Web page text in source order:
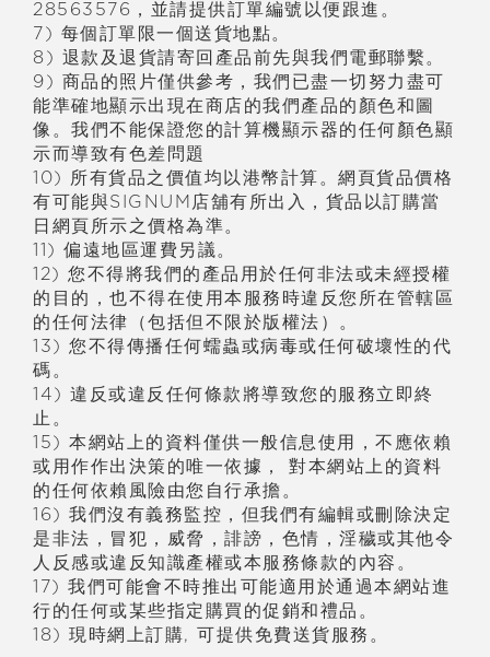
28563576，並請提供訂單編號以便跟進。
7) 每個訂單限一個送貨地點。
8) 退款及退貨請寄回 產品前先與我們電郵聯繫。
9) 商品的照片僅供參考，我們已盡一切努力盡可
能準確地顯示出現在商店的我們 產品的顏色和圖
像。我們不能保證您的計算機顯示器的任何顏色顯
示而導致有色差問題
10) 所有貨品之價值均以港幣計算。網頁貨品價格
有可能與SIGNUM店舖有所出入，貨品以訂購當
日網頁所示之價格為準。
11) 偏遠地區運費另議。
12) 您不得將我們的 產品用於任何非法或未經授權
的目的，也不得在使用本服務時違反您所在管轄區
的任何法律（包括但不限於版權法）。
13) 您不得傳播任何蠕蟲或病毒或任何破壞性的代
碼。
14) 違反或違反任何條款將導致您的服務立即終
止。
15) 本網站上的資料僅供一般信息使用，不應依賴
或用作作出決策的唯一依據， 對本網站上的資料
的任何依賴風險由您自行承擔。
16) 我們沒有義務監控，但我們有編輯或刪除決定
是非法，冒犯，威脅，誹謗，色情，淫穢或其他令
人反感或違反知識產權或本服務條款的 內容。
17) 我們可能會不時推出可能適用於通過本網站進
行的任何或某些指定購買的促銷和禮品。
18) 現時網上訂購, 可提供免費送貨服務。